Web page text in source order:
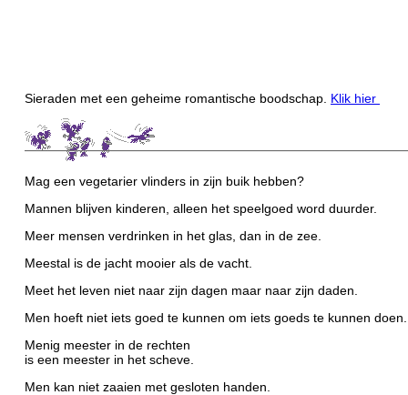
Sieraden met een geheime romantische boodschap. Klik hier
Mag een vegetarier vlinders in zijn buik hebben?
Mannen blijven kinderen, alleen het speelgoed word duurder.
Meer mensen verdrinken in het glas, dan in de zee.
Meestal is de jacht mooier als de vacht.
Meet het leven niet naar zijn dagen maar naar zijn daden.
Men hoeft niet iets goed te kunnen om iets goeds te kunnen doen.
Menig meester in de rechten
is een meester in het scheve.
Men kan niet zaaien met gesloten handen.